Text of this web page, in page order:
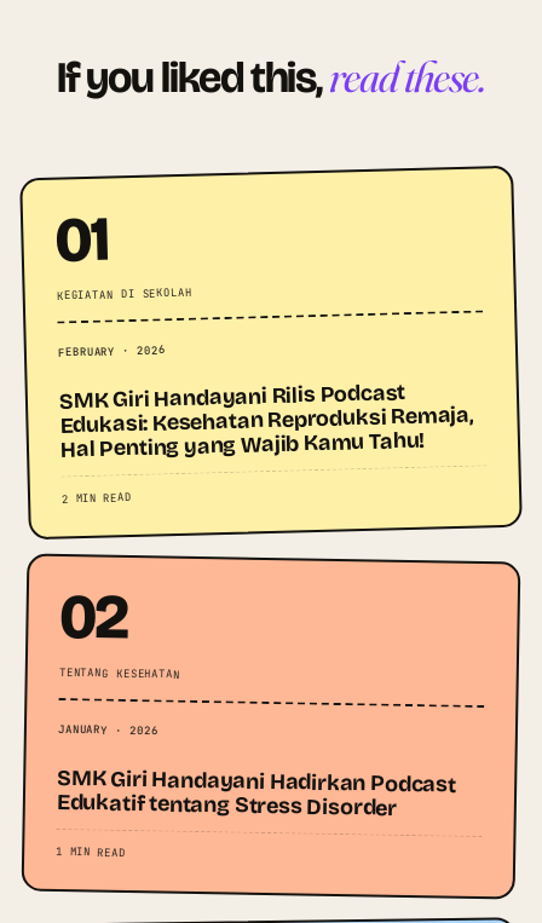
If you liked this,read these.
01
KEGIATAN DI SEKOLAH
FEBRUARY · 2026
SMK Giri Handayani Rilis Podcast
Edukasi: Kesehatan Reproduksi Remaja,
Hal Penting yang Wajib Kamu Tahu!
2 MIN READ
02
TENTANG KESEHATAN
JANUARY · 2026
SMK Giri Handayani Hadirkan Podcast
Edukatif tentang Stress Disorder
1 MIN READ